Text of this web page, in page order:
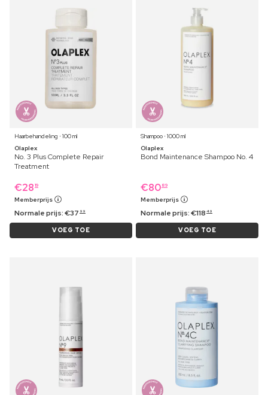
Haarbehandeling ⋅ 100 ml
Olaplex
No. 3 Plus Complete Repair
Treatment
€28 19
Memberprijs
Normale prijs:€37 99
VOEG TOE
Shampoo ⋅ 1000 ml
Olaplex
Bond Maintenance Shampoo No. 4
€80 89
Memberprijs
Normale prijs:€118 49
VOEG TOE